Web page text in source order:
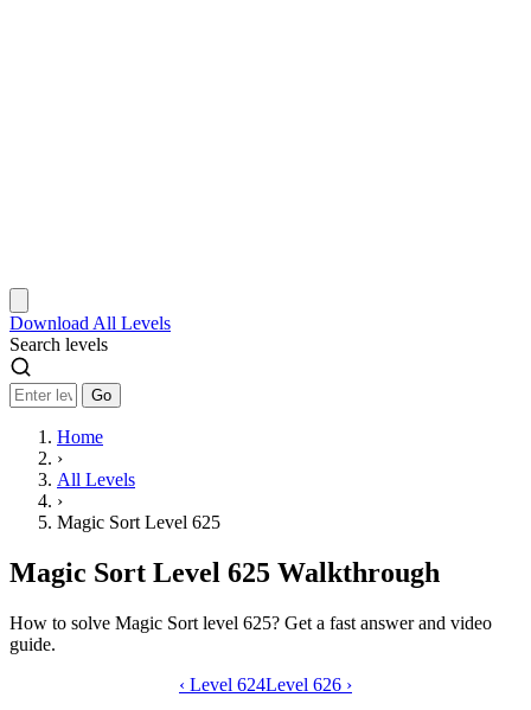
Download All Levels
Search levels
Go
Home
›
All Levels
›
Magic Sort Level 625
Magic Sort Level 625 Walkthrough
How to solve Magic Sort level 625? Get a fast answer and video
guide.
Magic Sort level 625 video guide
‹ Level 624Level 626 ›